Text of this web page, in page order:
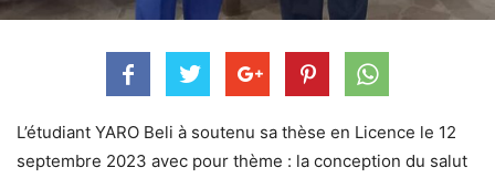
L’étudiant YARO Beli à soutenu sa thèse en Licence le 12
septembre 2023 avec pour thème : la conception du salut